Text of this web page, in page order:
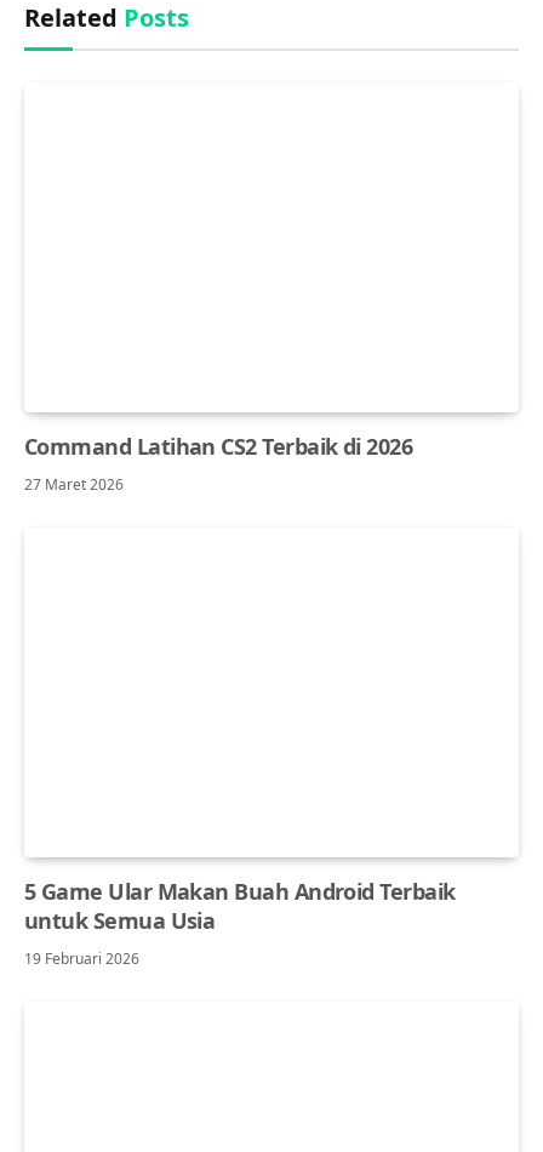
Related Posts
Command Latihan CS2 Terbaik di 2026
27 Maret 2026
5 Game Ular Makan Buah Android Terbaik
untuk Semua Usia
19 Februari 2026